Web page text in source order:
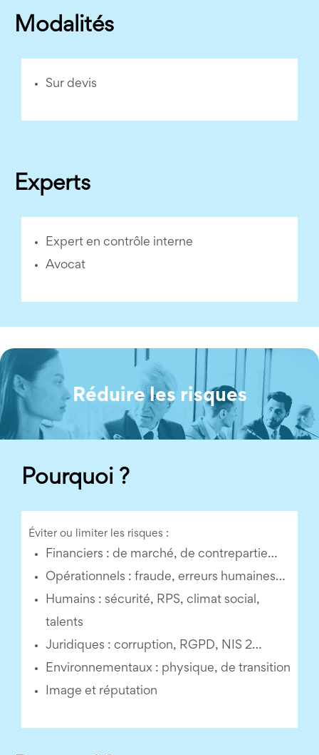
Modalités
Sur devis
Experts
Expert en contrôle interne
Avocat
Réduire les risques
Pourquoi ?
Éviter ou limiter les risques :
Financiers : de marché, de contrepartie…
Opérationnels : fraude, erreurs humaines…
Humains : sécurité, RPS, climat social,
talents
Juridiques : corruption, RGPD, NIS 2…
Environnementaux : physique, de transition
Image et réputation